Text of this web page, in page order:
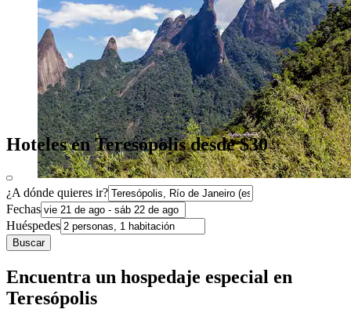
Hoteles en Teresópolis desde $30
¿A dónde quieres ir?
Fechas
Huéspedes
Buscar
Encuentra un hospedaje especial en
Teresópolis